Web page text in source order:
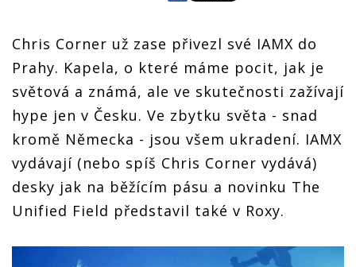
Chris Corner už zase přivezl své IAMX do
Prahy. Kapela, o které máme pocit, jak je
světová a známá, ale ve skutečnosti zažívají
hype jen v Česku. Ve zbytku světa - snad
kromě Německa - jsou všem ukradení. IAMX
vydávají (nebo spíš Chris Corner vydává)
desky jak na běžícím pásu a novinku The
Unified Field představil také v Roxy.